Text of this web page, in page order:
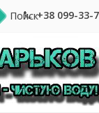
Поиск+38 099-33-